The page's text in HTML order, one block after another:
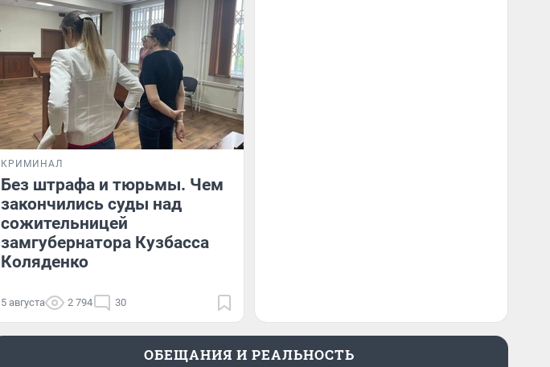
КРИМИНАЛ
Без штрафа и тюрьмы. Чем
закончились суды над
сожительницей
замгубернатора Кузбасса
Коляденко
5 августа 2 794 30
ОБЕЩАНИЯ И РЕАЛЬНОСТЬ